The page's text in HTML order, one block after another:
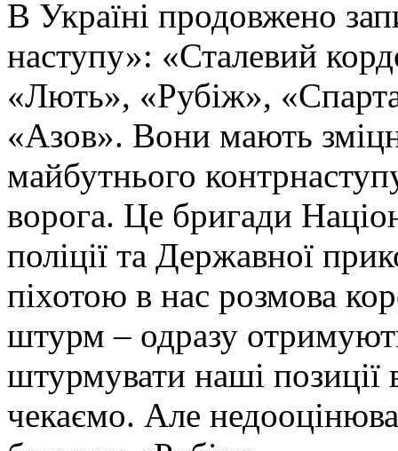
В Україні продовжено
наступу»: «Сталевий
«Лють», «Рубіж»,
«Азов». Вони мають
майбутнього
ворога. Це бригади
поліції та Державної
піхотою в нас розмова
штурм – одразу
штурмувати наші позиції
чекаємо. Але